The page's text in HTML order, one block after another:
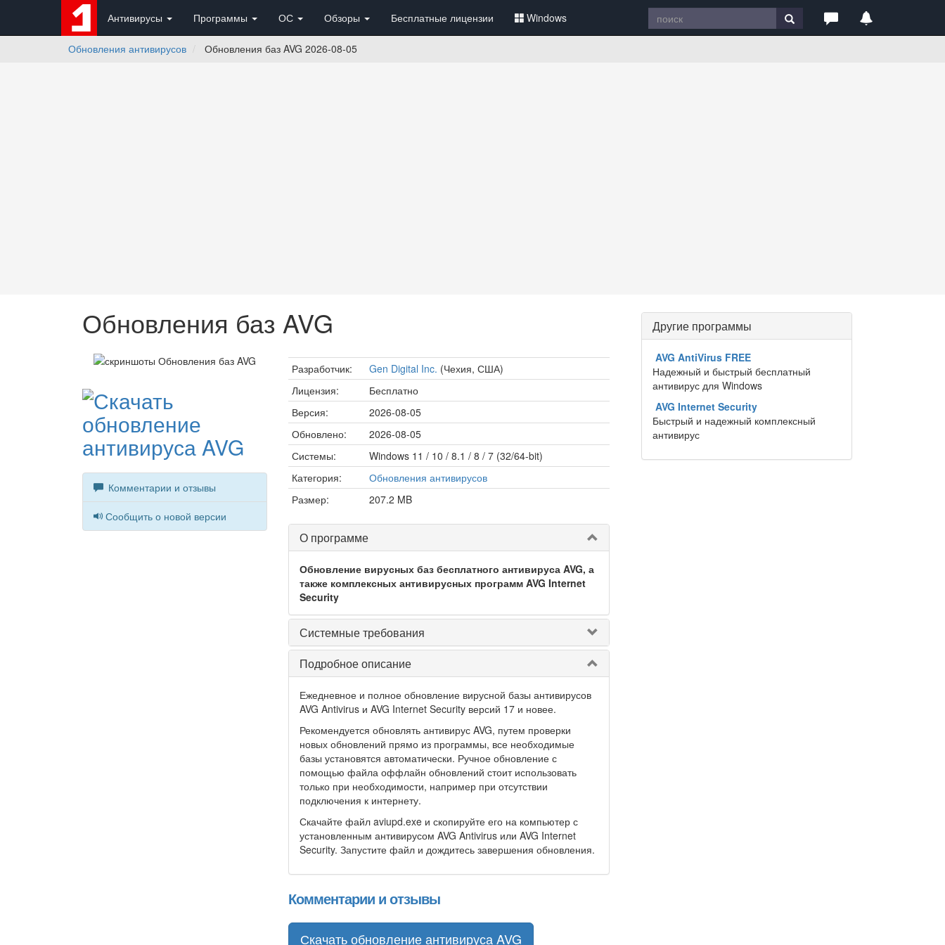
Антивирусы Программы ОС Обзоры Бесплатные лицензии Windows
Обновления антивирусов Обновления баз AVG 2026-08-05
Обновления баз AVG
Комментарии и отзывы
Сообщить о новой версии
Разработчик: Gen Digital Inc. (Чехия, США)
Лицензия:
Бесплатно
Версия:
2026-08-05
Обновлено:
2026-08-05
Системы:
Windows 11 / 10 / 8.1 / 8 / 7 (32/64-bit)
Категория:
Обновления антивирусов
Размер:
207.2 MB
О программе
Обновление вирусных баз бесплатного антивируса AVG, а
также комплексных антивирусных программ AVG Internet
Security
Системные требования
Подробное описание
Ежедневное и полное обновление вирусной базы антивирусов
AVG Antivirus и AVG Internet Security версий 17 и новее.
Рекомендуется обновлять антивирус AVG, путем проверки
новых обновлений прямо из программы, все необходимые
базы установятся автоматически. Ручное обновление с
помощью файла оффлайн обновлений стоит использовать
только при необходимости, например при отсутствии
подключения к интернету.
Скачайте файл aviupd.exe и скопируйте его на компьютер с
установленным антивирусом AVG Antivirus или AVG Internet
Security. Запустите файл и дождитесь завершения обновления.
Комментарии и отзывы
Скачать обновление антивируса AVG
Другие программы
AVG AntiVirus FREE
Надежный и быстрый бесплатный
антивирус для Windows
AVG Internet Security
Быстрый и надежный комплексный
антивирус